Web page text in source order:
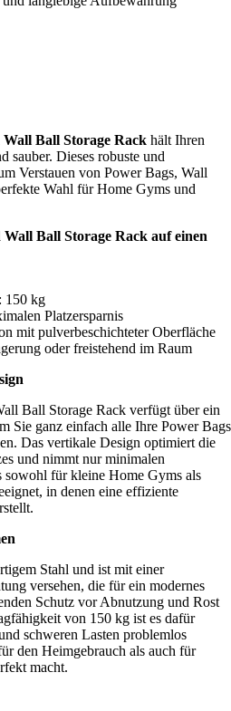
Ball Storage Rack hält Ihren
sauber. Dieses robuste und
Verstauen von Power Bags, Wall
Wahl für Home Gyms und
Ball Storage Rack auf einen
150 kg
Platzersparnis
mit pulverbeschichteter Oberfläche
oder freistehend im Raum
Ball Storage Rack verfügt über ein
Sie ganz einfach alle Ihre Power Bags
Das vertikale Design optimiert die
und nimmt nur minimalen
sowohl für kleine Home Gyms als
in denen eine effiziente
Stahl und ist mit einer
versehen, die für ein modernes
Schutz vor Abnutzung und Rost
von 150 kg ist es dafür
schweren Lasten problemlos
den Heimgebrauch als auch für
macht.